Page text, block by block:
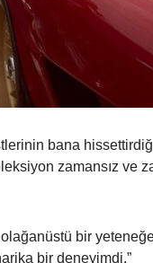
bana
zamansız ve
bir
bir deneyimdi.”